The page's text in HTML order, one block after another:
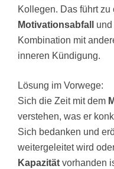
Kollegen. Das führt zu
Motivationsabfall
Kombination mit
inneren Kündigung.
Lösung im Vorwege:
Sich die Zeit mit dem
verstehen, was er
Sich bedanken und
weitergeleitet wird
Kapazität vorhanden